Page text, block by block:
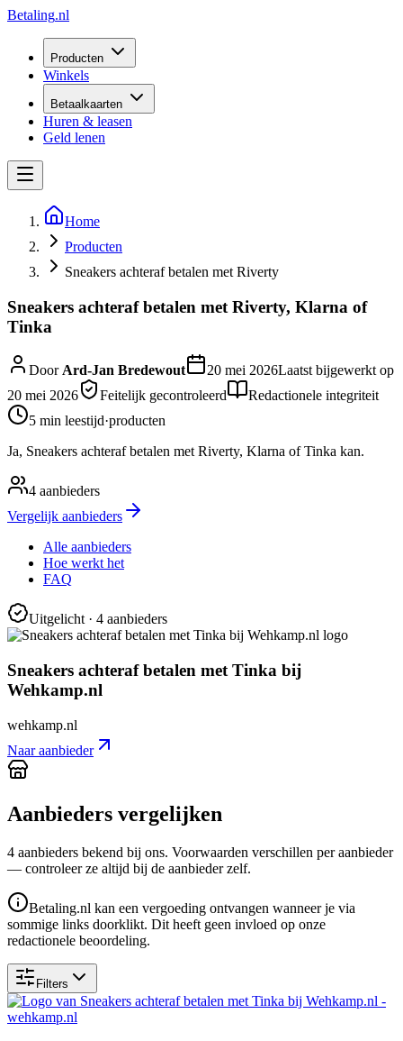
Betaling.nl
Producten
Winkels
Betaalkaarten
Huren & leasen
Geld lenen
Home
Producten
Sneakers achteraf betalen met Riverty
Sneakers achteraf betalen met Riverty, Klarna of
Tinka
DoorArd-Jan Bredewout 20 mei 2026Laatst bijgewerkt op
20 mei 2026
Feitelijk gecontroleerd
Redactionele integriteit
5 min leestijd·producten
Ja, Sneakers achteraf betalen met Riverty, Klarna of Tinka kan.
4 aanbieders
Vergelijk aanbieders
Alle aanbieders
Hoe werkt het
FAQ
Uitgelicht· 4 aanbieders
Sneakers achteraf betalen met Tinka bij
Wehkamp.nl
wehkamp.nl
Naar aanbieder
Aanbieders vergelijken
4 aanbieders bekend bij ons. Voorwaarden verschillen per aanbieder
— controleer ze altijd bij de aanbieder zelf.
Betaling.nl kan een vergoeding ontvangen wanneer je via
sommige links doorklikt. Dit heeft geen invloed op onze
redactionele beoordeling.
Filters